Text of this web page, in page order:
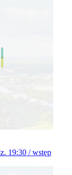
19:30 / wstęp